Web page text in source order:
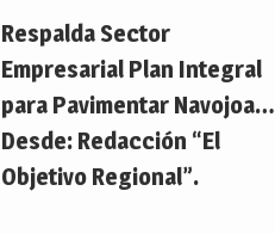
Respalda Sector
Empresarial Plan Integral
para Pavimentar Navojoa…
Desde: Redacción “El
Objetivo Regional”.